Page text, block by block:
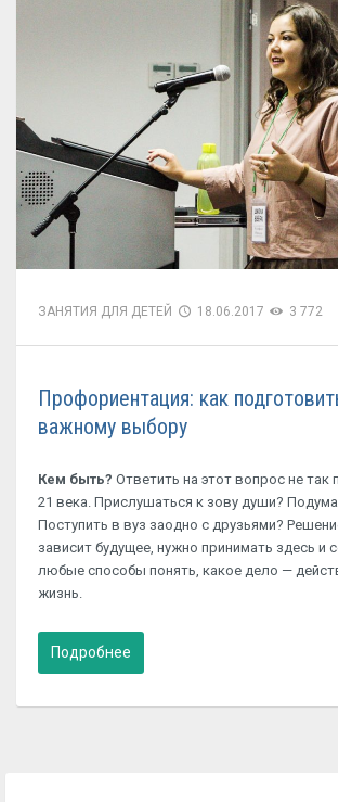
ЗАНЯТИЯ ДЛЯ ДЕТЕЙ 18.06.2017 3 772
Профориентация: как
важному выбору
Кем быть? Ответить на этот вопрос не так
21 века. Прислушаться к зову души?
Поступить в вуз заодно с друзьями?
зависит будущее, нужно принимать здесь и
любые способы понять, какое дело —
жизнь.
Подробнее